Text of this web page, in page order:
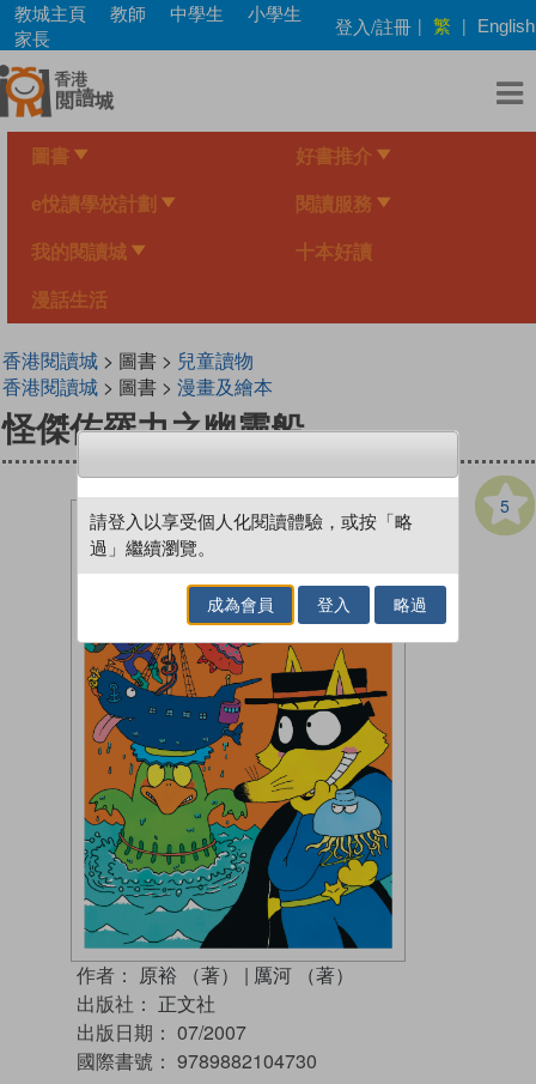
Skip
main
content
教城主頁 教師 中學生
小學生
家長
登入/註冊 | 繁 | English
圖書 好書推介
e悅讀學校計劃 閱讀服務
我的閱讀城 十本好讀
漫話生活
香港閱讀城> 圖書 > 兒童讀物
香港閱讀城> 圖書 > 漫畫及繪本
怪傑佐羅力之幽靈船
5
作者： 原裕 （著） | 厲河 （著）
出版社： 正文社
出版日期： 07/2007
國際書號： 9789882104730
請登入以享受個人化閱讀體驗，或按「略
過」繼續瀏覽。
成為會員 登入 略過